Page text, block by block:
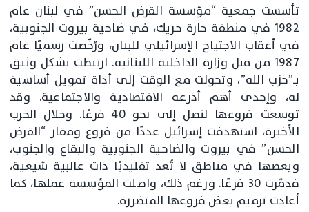
تأسست جمعية “مؤسسة القرض الحسن” في لبنان عام
1982 في منطقة حارة حريك، في ضاحية بيروت الجنوبية،
في أعقاب الاجتياح الإسرائيلي للبنان، ورُخّصت رسميًا عام
1987 من قبل وزارة الداخلية اللبنانية. ارتبطت بشكل وثيق
بـ”حزب الله”، وتحولت مع الوقت إلى أداة تمويل أساسية
له، وإحدى أهم أذرعه الاقتصادية والاجتماعية. وقد
توسعت فروعها لتصل إلى نحو 40 فرعًا. وخلال الحرب
الأخيرة، استهدفت إسرائيل عددًا من فروع ومقار “القرض
الحسن” في بيروت والضاحية الجنوبية والبقاع والجنوب،
وبعضها في مناطق لا تُعد تقليديًا ذات غالبية شيعية،
فدمّرت 30 فرعًا. ورغم ذلك، واصلت المؤسسة عملها، كما
أعادت ترميم بعض فروعها المتضررة.